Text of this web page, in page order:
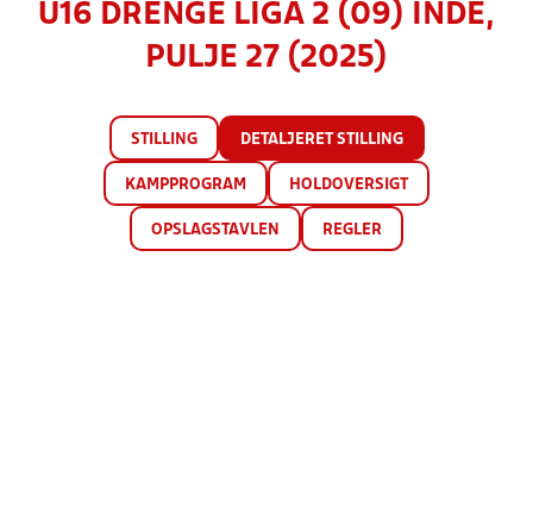
U16 DRENGE LIGA 2 (09) INDE,
PULJE 27 (2025)
STILLING DETALJERET STILLING
KAMPPROGRAM HOLDOVERSIGT
OPSLAGSTAVLEN REGLER